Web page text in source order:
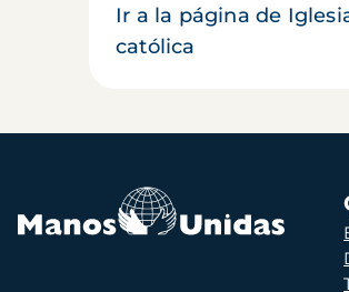
Ir a la página de
católica